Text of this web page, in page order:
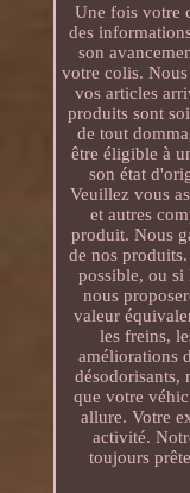
Une fois votre
des
son
votre colis. Nous
vos articles
produits sont
de tout
être éligible à
son état
Veuillez vous
et autres
produit. Nous
de nos
possible, ou si
nous
valeur
les freins,
améliorations
désodorisants,
que votre
allure. Votre
activité.
toujours